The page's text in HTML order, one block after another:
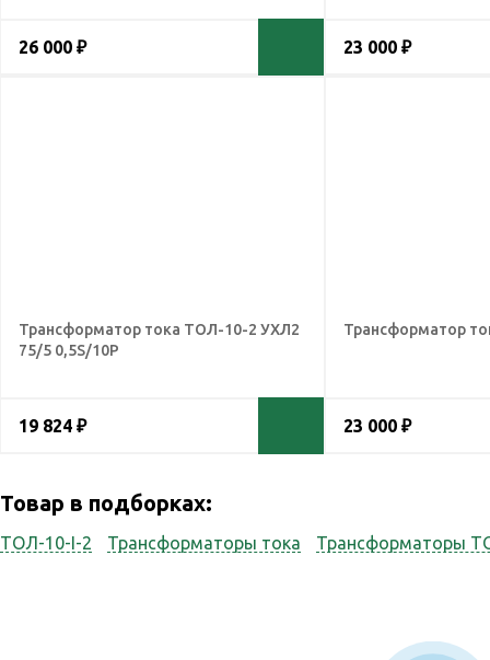
26 000 ₽ 23 000 ₽
Трансформатор тока ТОЛ-10-2 УХЛ2
75/5 0,5S/10Р
19 824 ₽
Трансформатор
23 000 ₽
Товар в подборках:
ТОЛ-10-I-2 Трансформаторы тока Трансформаторы